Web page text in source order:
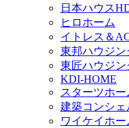
日本ハウス
ヒロホーム
イトレス＆
東邦ハウジン
東匠ハウジン
KDI-HOME
スターツホー
建築コンシ
ワイケイホ